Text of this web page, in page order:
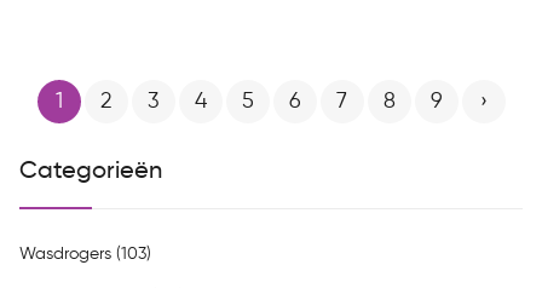
1 2 3 4 5 6 7 8 9 ›
Categorieën
Wasdrogers (103)